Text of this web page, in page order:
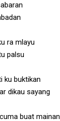
ra mlayu
palsu
ku buktikan
dikau sayang
buat mainan